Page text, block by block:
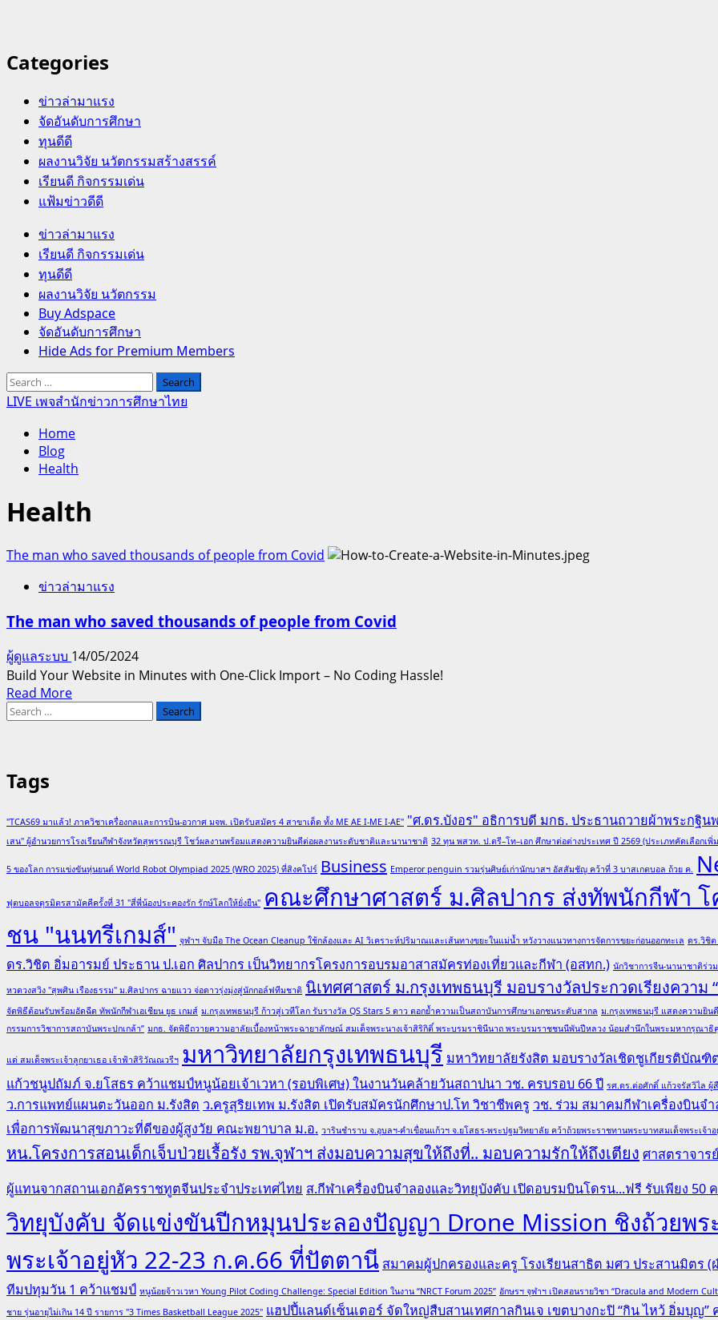
Categories
ข่าวล่ามาแรง
จัดอันดับการศึกษา
ทุนดีดี
ผลงานวิจัย นวัตกรรมสร้างสรรค์
เรียนดี กิจกรรมเด่น
แฟ้มข่าวดีดี
Primary
Menu
ข่าวล่ามาแรง
เรียนดี กิจกรรมเด่น
ทุนดีดี
ผลงานวิจัย นวัตกรรม
Buy Adspace
จัดอันดับการศึกษา
Hide Ads for Premium Members
Search
for:
LIVE เพจสำนักข่าวการศึกษาไทย
Home
Blog
Health
Health
The man who saved thousands of people from Covid
ข่าวล่ามาแรง
The man who saved thousands of people from Covid
ผู้ดูแลระบบ 14/05/2024
Build Your Website in Minutes with One-Click Import – No Coding Hassle!
Read MoreRead
thousands
of
people
from
Search
Tags
"TCAS69 มาแล้ว! ภาควิชาเครื่องกลและการบิน-อวกาศ มจพ. เปิดรับสมัคร 4 สาขาเด็ด ทั้ง ME AE I-ME I-AE" "ศ.ดร.บังอร" อธิการบดี มกธ. ประธานถวายผ้าพระกฐิ
เสน" ผู้อำนวยการโรงเรียนกีฬาจังหวัดสุพรรณบุรี โชว์ผลงานพร้อมแสดงความยินดีต่อผลงานระดับชาติและนานาชาติ 32 ทุน พสวท. ป.ตรี–โท–เอก ศึกษาต่อต่างประเทศ ปี 2569 (ประเภทคัดเลือกเพิ่
5 ของโลก การแข่งขันหุ่นยนต์ World Robot Olympiad 2025 (WRO 2025) ที่สิงคโปร์ Business Emperor penguin รวมรุ่นศิษย์เก่านักบาสฯ อัสสัมชัญ คว้าที่ 3 บาสเกตบอล ถ้วย ค.
ฟุตบอลจตุรมิตรสามัคคีครั้งที่ 31 "สี่พี่น้องประคองรัก รักษ์โลกให้ยั่งยืน" คณะศึกษาศาสตร์ ม.ศิลปากร ส่งทัพนักกีฬา
ชน "นนทรีเกมส์" จุฬาฯ จับมือ The Ocean Cleanup ใช้กล้องและ AI วิเคราะห์ปริมาณและเส้นทางขยะในแม่น้ำ หวังวางแนวทางการจัดการขยะก่อนออกทะเล ดร.วิชิต
ดร.วิชิต อิ่มอารมย์ ประธาน ป.เอก ศิลปากร เป็นวิทยากรโครงการอบรมอาสาสมัครท่องเที่ยวและกีฬา (อสทก.) นักวิชาการจีน-นานาชาติร่
หวดวงสวิง "สุพศิน เรืองธรรม" ม.ศิลปากร ฉายแวว จ่อดาวรุ่งมุ่งสู่นักกอล์ฟทีมชาติ นิเทศศาสตร์ ม.กรุงเทพธนบุรี มอบรางวัลประกวดเรียงควา
จัดพิธีต้อนรับพร้อมอัดฉีด ทัพนักกีฬาเอเชียน ยูธ เกมส์ ม.กรุงเทพธนบุรี ก้าวสู่เวทีโลก รับรางวัล QS Stars 5 ดาว ตอกย้ำความเป็นสถาบันการศึกษาเอกชนระดับสากล ม.กรุงเทพธนบุรี แสดงความยิน
กรรมการวิชาการสถาบันพระปกเกล้า” มกธ. จัดพิธีถวายความอาลัยเบื้องหน้าพระฉายาลักษณ์ สมเด็จพระนางเจ้าสิริกิติ์ พระบรมราชินีนาถ พระบรมราชชนนีพันปีหลวง น้อมสำนึกในพระมหากรุณา
แด่ สมเด็จพระเจ้าลูกยาเธอ เจ้าฟ้าสิริวัณณวรีฯ มหาวิทยาลัยกรุงเทพธนบุรี มหาวิทยาลัยรังสิต มอบรางวัลเชิดชูเกียรติบัณ
แก้วชนูปถัมภ์ จ.ยโสธร คว้าแชมป์หนูน้อยเจ้าเวหา (รอบพิเศษ) ในงานวันคล้ายวันสถาปนา วช. ครบรอบ 66 ปี รศ.ดร.ต่อศักดิ์ แก้วจรัสวิไล ผู้
ว.การแพทย์แผนตะวันออก ม.รังสิต ว.ครูสุริยเทพ ม.รังสิต เปิดรับสมัครนักศึกษาป.โท วิชาชีพครู วช. ร่วม สมาคมกีฬาเครื่องบินจ
เพื่อการพัฒนาสุขภาวะที่ดีของผู้สูงวัย คณะพยาบาล ม.อ. วารินชำราบ จ.อุบลฯ-คำเขื่อนแก้วฯ จ.ยโสธร-พระปฐมวิทยาลัย คว้าถ้วยพระราชทานพระบาทสมเด็จพระเจ้า
หน.โครงการสอนเด็กเจ็บป่วยเรื้อรัง รพ.จุฬาฯ ส่งมอบความสุขให้ถึงที่.. มอบความรักให้ถึงเตียง ศาสตราจาร
ผู้แทนจากสถานเอกอัครราชทูตจีนประจำประเทศไทย ส.กีฬาเครื่องบินจำลองและวิทยุบังคับ เปิดอบรมบินโดรน...ฟรี รับเพียง 50
วิทยุบังคับ จัดแข่งขันปีกหมุนประลองปัญญา Drone Mission ชิงถ้วยพร
พระเจ้าอยู่หัว 22-23 ก.ค.66 ที่ปัตตานี สมาคมผู้ปกครองและครู โรงเรียนสาธิต มศว ประสานมิตร
ทีมปทุมวัน 1 คว้าแชมป์ หนูน้อยจ้าวเวหา Young Pilot Coding Challenge: Special Edition ในงาน “NRCT Forum 2025” อักษรฯ จุฬาฯ เปิดสอนรายวิชา “Dracula and Modern
ชาย รุ่นอายุไม่เกิน 14 ปี รายการ "3 Times Basketball League 2025" แฮปปี้แลนด์เซ็นเตอร์ จัดใหญ่สืบสานเทศกาลกินเจ เขตบางกะปิ “กิน ไหว้ อิ่มบุญ”